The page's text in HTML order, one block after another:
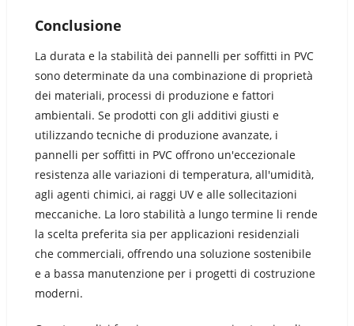
Conclusione
La durata e la stabilità dei pannelli per soffitti in PVC
sono determinate da una combinazione di proprietà
dei materiali, processi di produzione e fattori
ambientali. Se prodotti con gli additivi giusti e
utilizzando tecniche di produzione avanzate, i
pannelli per soffitti in PVC offrono un'eccezionale
resistenza alle variazioni di temperatura, all'umidità,
agli agenti chimici, ai raggi UV e alle sollecitazioni
meccaniche. La loro stabilità a lungo termine li rende
la scelta preferita sia per applicazioni residenziali
che commerciali, offrendo una soluzione sostenibile
e a bassa manutenzione per i progetti di costruzione
moderni.